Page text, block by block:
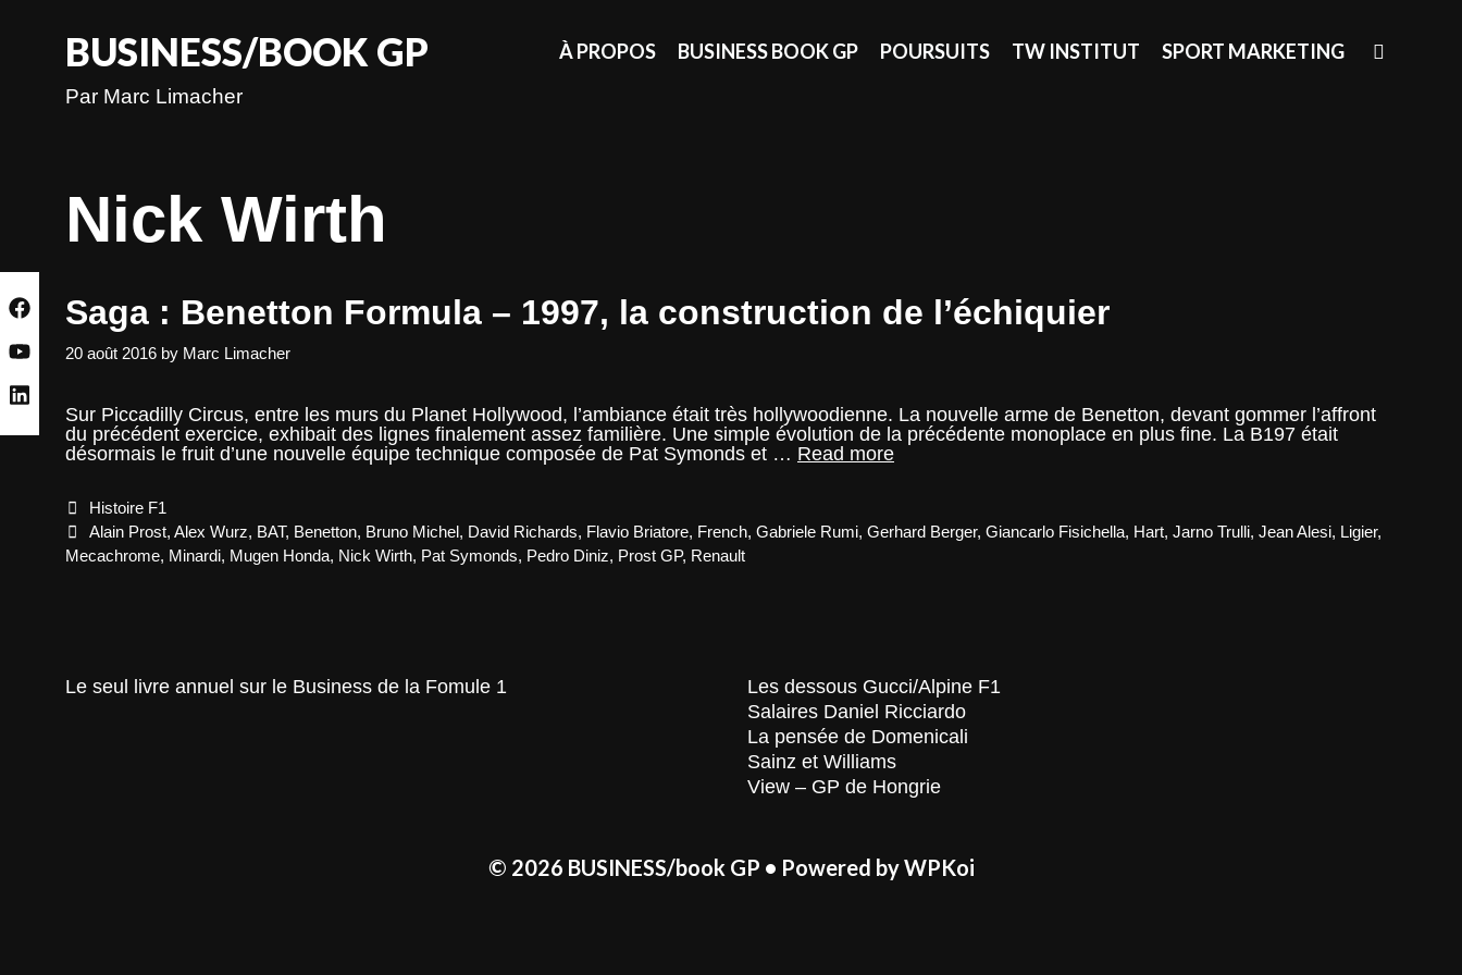
BUSINESS/BOOK GP
Par Marc Limacher
À PROPOS BUSINESS BOOK GP POURSUITS TW INSTITUT SPORT MARKETING
Nick Wirth
Saga : Benetton Formula – 1997, la construction de l’échiquier
20 août 2016 by Marc Limacher
Sur Piccadilly Circus, entre les murs du Planet Hollywood, l’ambiance était très hollywoodienne. La nouvelle arme de Benetton, devant gommer l’affront
du précédent exercice, exhibait des lignes finalement assez familière. Une simple évolution de la précédente monoplace en plus fine. La B197 était
désormais le fruit d’une nouvelle équipe technique composée de Pat Symonds et … Read moreSaga
–
Categories
Histoire F1
Tags
Alain Prost,Alex Wurz, BAT, Benetton, Bruno Michel, David Richards, Flavio Briatore, French,Gabriele Rumi,Gerhard Berger,Giancarlo Fisichella, Hart,Jarno Trulli,Jean Alesi, Ligier,
Mecachrome, Minardi, Mugen Honda, Nick Wirth, Pat Symonds, Pedro Diniz, Prost GP, Renault
Le seul livre annuel sur le Business de la Fomule 1
Les dessous Gucci/Alpine F1
Salaires Daniel Ricciardo
La pensée de Domenicali
Sainz et Williams
View – GP de Hongrie
© 2026 BUSINESS/book GP • Powered byWPKoi